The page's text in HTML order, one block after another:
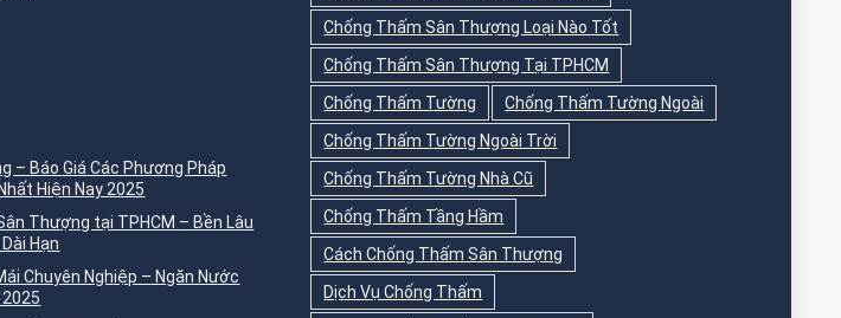
– Báo Giá Các Phương Pháp
Hiện Nay 2025
Thượng tại TPHCM – Bền Lâu
Hạn
Chuyên Nghiệp – Ngăn Nước
Chống Thấm Sân Thượng Loại Nào Tốt
Chống Thấm Sân Thượng Tại TPHCM
Chống Thấm Tường
Chống Thấm Tường Ngoài
Chống Thấm Tường Ngoài Trời
Chống Thấm Tường Nhà Cũ
Chống Thấm Tầng Hầm
Cách Chống Thấm Sân Thượng
Dịch Vụ Chống Thấm